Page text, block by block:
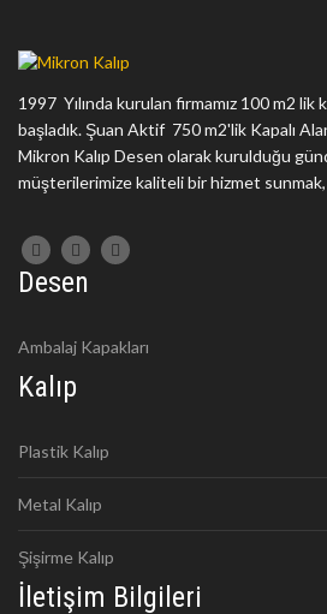
1997 Yılında kurulan firmamız 100 m2 lik
başladık. Şuan Aktif 750 m2'lik Kapalı
Mikron Kalıp Desen olarak kurulduğu
müşterilerimize kaliteli bir hizmet
Desen
Ambalaj Kapakları
Kalıp
Plastik Kalıp
Metal Kalıp
Şişirme Kalıp
İletişim Bilgileri